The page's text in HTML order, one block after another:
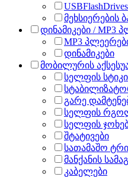
USBFlashDrives
მეხსიერების
დინამიკები / MP3
MP3
დინამიკები
მობილურის
სელფის სტიკი
გარე
სელფის
სელფის
შტატივები
სათამაშო
მანქანის
კაბელები